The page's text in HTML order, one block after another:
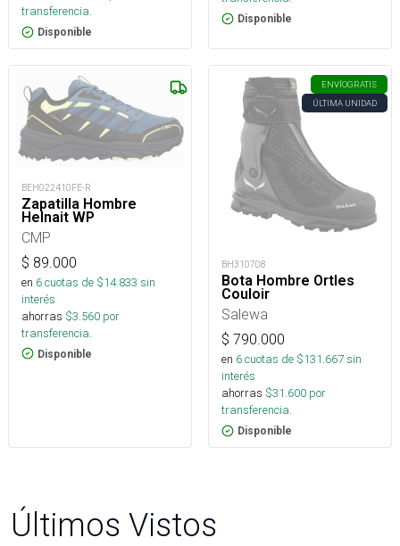
transferencia.
Disponible
Disponible
BEH022410FE-R
Zapatilla Hombre
Helnait WP
CMP
$ 89.000
en 6cuotas de $14.833 sin
interés
ahorras $3.560 por
transferencia.
Disponible
ENVÍOGRATIS
ÚLTIMA UNIDAD
BH310708
Bota Hombre Ortles
Couloir
Salewa
$ 790.000
en 6cuotas de $131.667sin
interés
ahorras $31.600 por
transferencia.
Disponible
Últimos Vistos